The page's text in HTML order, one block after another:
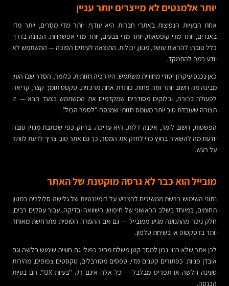
יותר אלמנטים לא מייצרים יותר עניין
אחת הבעיות הנפוצות באתרי חברות היא עודף. יותר מדי מסרים, יותר מדי
באנרים, יותר מדי קופסאות, יותר מדי צבעים, יותר מדי אפשרויות. הכוונה בדרך
כלל טובה: להראות עושר, מגוון, יכולות. התוצאה לעיתים הפוכה — המשתמש לא
יודע במה להתמקד.
כאן נכנס עיקרון יסודי מחוויית משתמש: היררכיה חזותית. כלומר, הסדר שבו העין
מבינה מה חשוב יותר ומה פחות. כותרת אחת מרכזית, טקסט תומך קצר, קריאה
לפעולה ברורה, ובלוקים מסודרים שמקדמים את המשתמש בצעד הבא — זו
תצורה שעובדת טוב יותר מעומס חזותי שמנסה "לספר הכול".
הפשטות, חשוב לומר, איננה דלות. היא עריכה. בדיוק כפי שכתבת מגזין טובה
יודעת מה להשאיר בחוץ כדי לחזק את המסר, כך גם אתר טוב צריך לדעת לוותר
על רעש.
מובייל הוא כבר לא גרסה מוקטנת של האתר
נתוני השימוש ברשת ממשיכים להצביע על דומיננטיות של גלישה סלולרית במגוון
תחומים, במיוחד בשלב הראשוני של חיפוש, השוואה ובדיקה. עבור עסקים רבים,
חלק ניכר מהתנועה מגיע ממובייל — גם אם ההמרה הסופית מתרחשת מאוחר
יותר בדסקטופ או בשיחת טלפון.
לכן אתר שלא בנוי נכון למסך קטן משלם מחיר כפול: גם חוויית שימוש חלשה וגם
אובדן פניות. כפתורים קטנים מדי, טפסים מסורבלים, טקסטים צפופים, מהירות
טעינה חלשה או תפריט מבלבל — כל אלה אינם רק "בעיות UX". הם בעיות
הכנסה.